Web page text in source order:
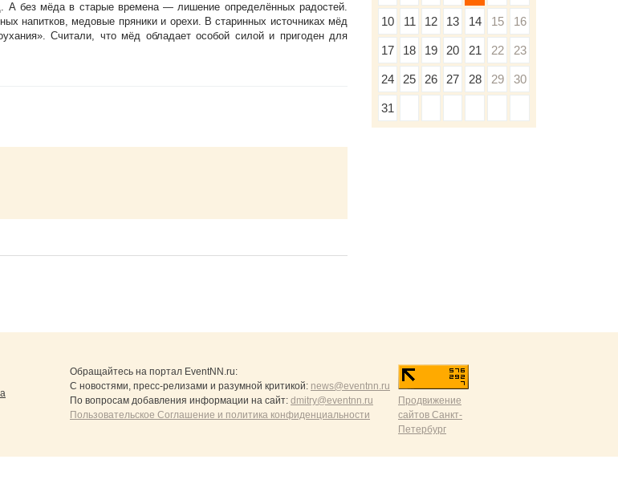
А без мёда в старые времена — лишение определённых радостей.
напитков, медовые пряники и орехи. В старинных источниках мёд
Считали, что мёд обладает особой силой и пригоден для
10 11 12 13 14 15 16
17 18 19 20 21 22 23
24 25 26 27 28 29 30
31
Обращайтесь на портал EventNN.ru:
С новостями, пресс-релизами и разумной критикой: news@eventnn.ru
По вопросам добавления информации на сайт: dmitry@eventnn.ru
Пользовательское Соглашение и политика конфиденциальности
Продвижение
сайтов Санкт-
Петербург